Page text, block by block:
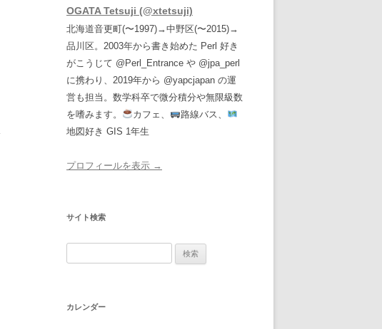
OGATA Tetsuji (@xtetsuji)
北海道音更町(〜1997)→中野区(〜2015)→
品川区。2003年から書き始めた Perl 好き
がこうじて @Perl_Entrance や @jpa_perl
に携わり、2019年から @yapcjapan の運
営も担当。数学科卒で微分積分や無限級数
を嗜みます。
カフェ、
路線バス、
地図好き GIS 1年生
プロフィールを表示 →
サイト検索
カレンダー